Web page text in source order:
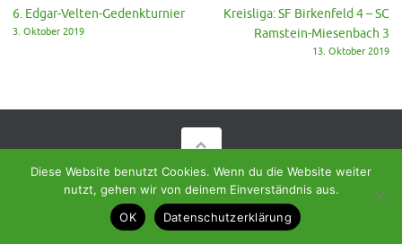
6. Edgar-Velten-Gedenkturnier
3. Oktober 2019
Kreisliga: SF Birkenfeld 4 – SC
Ramstein-Miesenbach 3
13. Oktober 2019
© 2018 - Homepage des SC Ramstein-Miesenbach
Präsentiert vonTempera WordPress.
Diese Website benutzt Cookies. Wenn du die Website weiter
nutzt, gehen wir von deinem Einverständnis aus.
OK
Datenschutzerklärung